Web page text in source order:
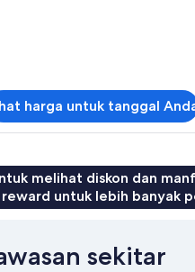
harga untuk tanggal
melihat diskon dan
untuk lebih banyak
sekitar